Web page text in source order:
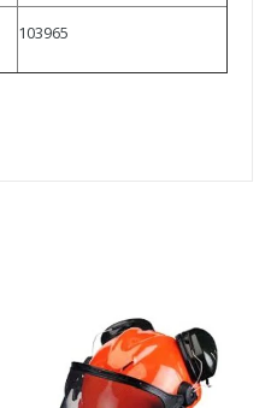
103965